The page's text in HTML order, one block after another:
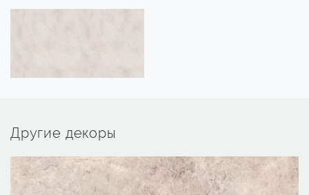
Другие декоры